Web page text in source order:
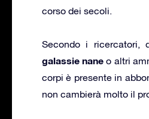
corso dei secoli.
Secondo i ricercatori,
galassie nane o altri
corpi è presente in
non cambierà molto il